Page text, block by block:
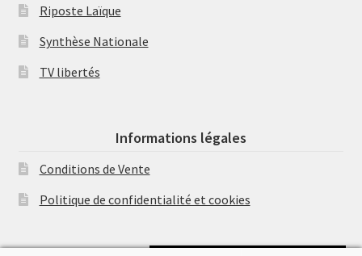
Riposte Laïque
Synthèse Nationale
TV libertés
Informations légales
Conditions de Vente
Politique de confidentialité et cookies